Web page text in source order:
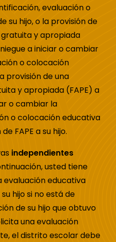
evaluación o
su hijo, o la provisión de
y apropiada
niegue a iniciar o cambiar
o colocación
provisión de una
y apropiada (FAPE) a
o cambiar la
o colocación educativa
FAPE a su hijo.
independientes
usted tiene
educativa
hijo si no está de
de su hijo que obtuvo
una evaluación
el distrito escolar debe